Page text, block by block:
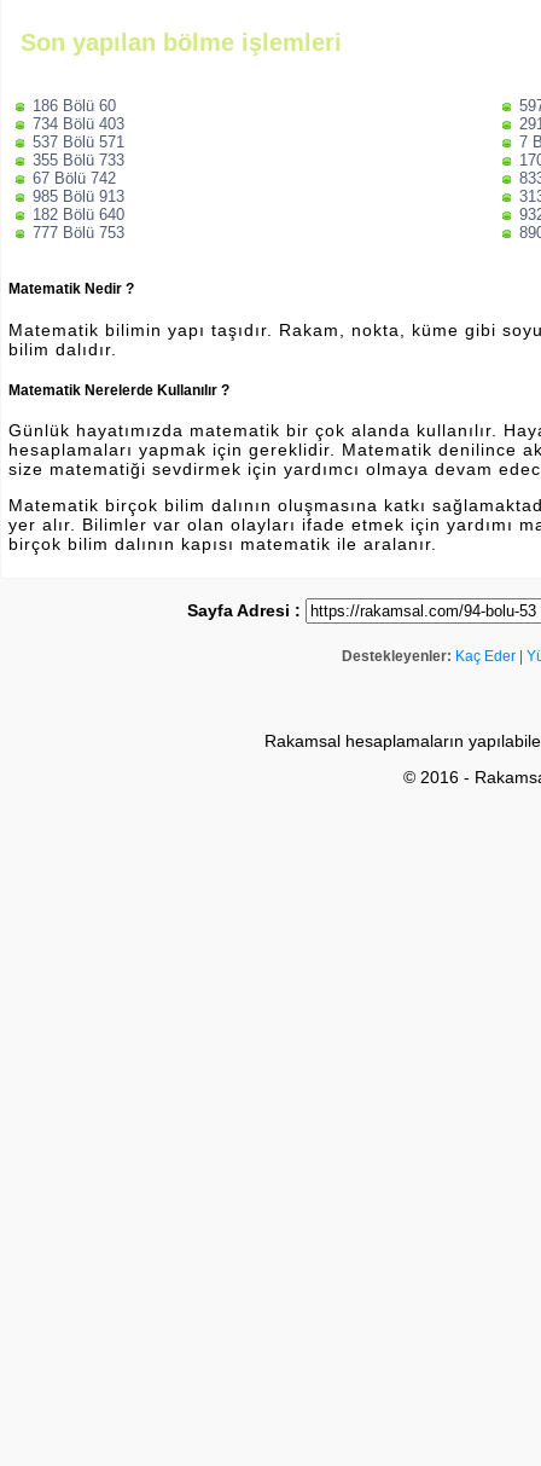
Son yapılan bölme işlemleri
186 Bölü 60
734 Bölü 403
537 Bölü 571
355 Bölü 733
67 Bölü 742
985 Bölü 913
182 Bölü 640
777 Bölü 753
7
Matematik Nedir ?
Matematik bilimin yapı taşıdır. Rakam, nokta, küme gibi
bilim dalıdır.
Matematik Nerelerde Kullanılır ?
Günlük hayatımızda matematik bir çok alanda kullanılır.
hesaplamaları yapmak için gereklidir. Matematik denilince
size matematiği sevdirmek için yardımcı olmaya devam
Matematik birçok bilim dalının oluşmasına katkı
yer alır. Bilimler var olan olayları ifade etmek için yardımı
birçok bilim dalının kapısı matematik ile aralanır.
Sayfa Adresi :
Destekleyenler: Kaç Eder
Rakamsal hesaplamaların
© 2016 -